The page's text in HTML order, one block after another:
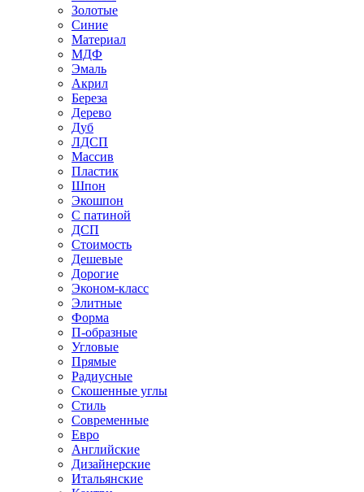
Золотые
Синие
Материал
МДФ
Эмаль
Акрил
Береза
Дерево
Дуб
ЛДСП
Массив
Пластик
Шпон
Экошпон
С патиной
ДСП
Стоимость
Дешевые
Дорогие
Эконом-класс
Элитные
Форма
П-образные
Угловые
Прямые
Радиусные
Скошенные углы
Стиль
Современные
Евро
Английские
Дизайнерские
Итальянские